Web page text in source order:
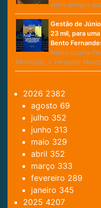
entre amigos
Gestão de
23 mil, para
Bento
Nesta quarta-
Municipal, o vereador
2026 2382
agosto 69
julho 352
junho 313
maio 329
abril 352
março 333
fevereiro 289
janeiro 345
2025 4207